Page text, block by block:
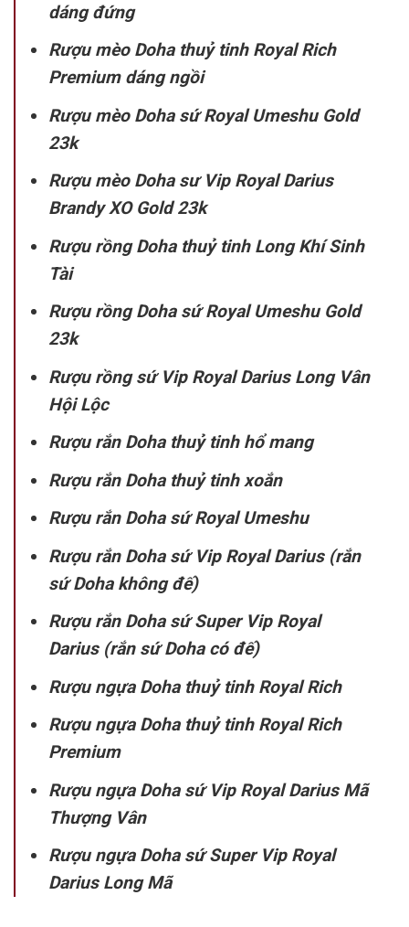
dáng đứng
Rượu mèo Doha thuỷ tinh Royal Rich
Premium dáng ngồi
Rượu mèo Doha sứ Royal Umeshu Gold
23k
Rượu mèo Doha sư Vip Royal Darius
Brandy XO Gold 23k
Rượu rồng Doha thuỷ tinh Long Khí Sinh
Tài
Rượu rồng Doha sứ Royal Umeshu Gold
23k
Rượu rồng sứ Vip Royal Darius Long Vân
Hội Lộc
Rượu rắn Doha thuỷ tinh hổ mang
Rượu rắn Doha thuỷ tinh xoắn
Rượu rắn Doha sứ Royal Umeshu
Rượu rắn Doha sứ Vip Royal Darius (rắn
sứ Doha không đế)
Rượu rắn Doha sứ Super Vip Royal
Darius (rắn sứ Doha có đế)
Rượu ngựa Doha thuỷ tinh Royal Rich
Rượu ngựa Doha thuỷ tinh Royal Rich
Premium
Rượu ngựa Doha sứ Vip Royal Darius Mã
Thượng Vân
Rượu ngựa Doha sứ Super Vip Royal
Darius Long Mã